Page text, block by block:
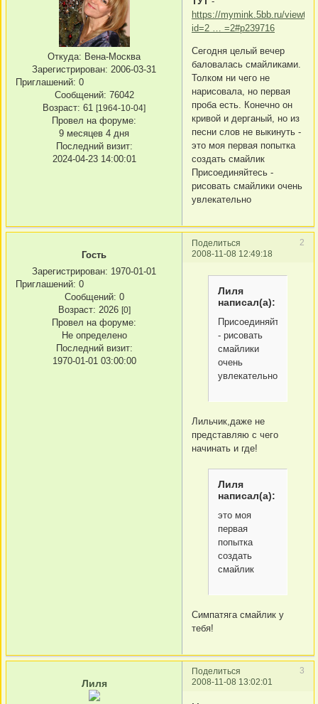
Откуда: Вена-Москва
Зарегистрирован: 2006-03-31
Приглашений: 0
Сообщений: 76042
Возраст: 61 [1964-10-04]
Провел на форуме:
9 месяцев 4 дня
Последний визит:
2024-04-23 14:00:01
https://mymink.5bb.ru/
id=2 … =2#p239716
Сегодня целый вечер
баловалась смайликами.
Толком ни чего не
нарисовала, но первая
проба есть. Конечно он
кривой и дерганый, но из
песни слов не выкинуть -
это моя первая попытка
создать смайлик
Присоединяйтесь -
рисовать смайлики очень
увлекательно
Поделиться
2
2008-11-08 12:49:18
Гость
Зарегистрирован: 1970-01-01
Приглашений: 0
Сообщений: 0
Возраст: 2026 [0]
Провел на форуме:
Не определено
Последний визит:
1970-01-01 03:00:00
Лиля
написал(а):
Присоединяйтесь
- рисовать
смайлики
очень
увлекательно
Лильчик,даже не
представляю с чего
начинать и где!
Лиля
написал(а):
это моя
первая
попытка
создать
смайлик
Симпатяга смайлик у
тебя!
Поделиться
3
2008-11-08 13:02:01
Лиля